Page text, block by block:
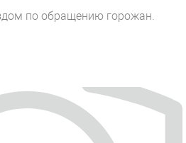
по обращению горожан.